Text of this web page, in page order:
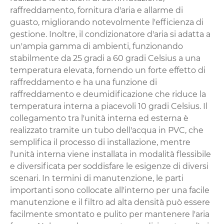
raffreddamento, fornitura d'aria e allarme di
guasto, migliorando notevolmente l'efficienza di
gestione. Inoltre, il condizionatore d'aria si adatta a
un'ampia gamma di ambienti, funzionando
stabilmente da 25 gradi a 60 gradi Celsius a una
temperatura elevata, fornendo un forte effetto di
raffreddamento e ha una funzione di
raffreddamento e deumidificazione che riduce la
temperatura interna a piacevoli 10 gradi Celsius. Il
collegamento tra l'unità interna ed esterna è
realizzato tramite un tubo dell'acqua in PVC, che
semplifica il processo di installazione, mentre
l'unità interna viene installata in modalità flessibile
e diversificata per soddisfare le esigenze di diversi
scenari. In termini di manutenzione, le parti
importanti sono collocate all'interno per una facile
manutenzione e il filtro ad alta densità può essere
facilmente smontato e pulito per mantenere l'aria